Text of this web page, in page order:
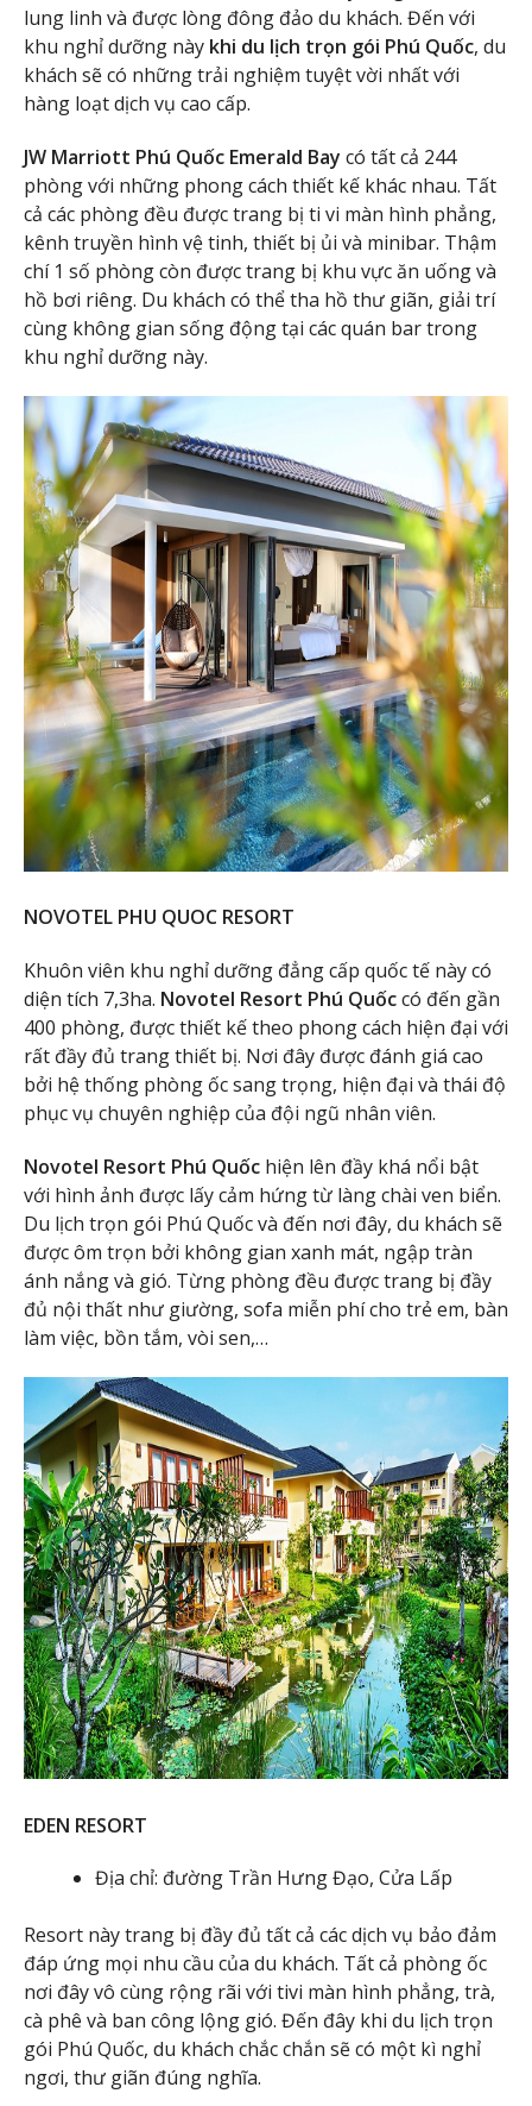
lung linh và được lòng đông đảo du khách. Đến với
khu nghỉ dưỡng này khi du lịch trọn gói Phú Quốc, du
khách sẽ có những trải nghiệm tuyệt vời nhất với
hàng loạt dịch vụ cao cấp.
JW Marriott Phú Quốc Emerald Bay có tất cả 244
phòng với những phong cách thiết kế khác nhau. Tất
cả các phòng đều được trang bị ti vi màn hình phẳng,
kênh truyền hình vệ tinh, thiết bị ủi và minibar. Thậm
chí 1 số phòng còn được trang bị khu vực ăn uống và
hồ bơi riêng. Du khách có thể tha hồ thư giãn, giải trí
cùng không gian sống động tại các quán bar trong
khu nghỉ dưỡng này.
NOVOTEL PHU QUOC RESORT
Khuôn viên khu nghỉ dưỡng đẳng cấp quốc tế này có
diện tích 7,3ha. Novotel Resort Phú Quốccó đến gần
400 phòng, được thiết kế theo phong cách hiện đại với
rất đầy đủ trang thiết bị. Nơi đây được đánh giá cao
bởi hệ thống phòng ốc sang trọng, hiện đại và thái độ
phục vụ chuyên nghiệp của đội ngũ nhân viên.
Novotel Resort Phú Quốc hiện lên đầy khá nổi bật
với hình ảnh được lấy cảm hứng từ làng chài ven biển.
Du lịch trọn gói Phú Quốc và đến nơi đây, du khách sẽ
được ôm trọn bởi không gian xanh mát, ngập tràn
ánh nắng và gió. Từng phòng đều được trang bị đầy
đủ nội thất như giường, sofa miễn phí cho trẻ em, bàn
làm việc, bồn tắm, vòi sen,…
EDEN RESORT
Địa chỉ: đường Trần Hưng Đạo, Cửa Lấp
Resort này trang bị đầy đủ tất cả các dịch vụ bảo đảm
đáp ứng mọi nhu cầu của du khách. Tất cả phòng ốc
nơi đây vô cùng rộng rãi với tivi màn hình phẳng, trà,
cà phê và ban công lộng gió. Đến đây khi du lịch trọn
gói Phú Quốc, du khách chắc chắn sẽ có một kì nghỉ
ngơi, thư giãn đúng nghĩa.